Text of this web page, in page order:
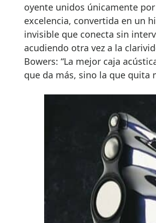
oyente unidos únicamente
excelencia, convertida en un
invisible que conecta sin
acudiendo otra vez a la
Bowers: “La mejor caja
que da más, sino la que quita